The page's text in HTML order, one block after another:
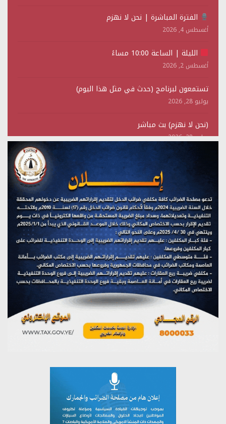
الفترة المباشرة | نحن لا نهزم
أغسطس 4, 2026
الليلة | الساعة 10:00 مساءً
أغسطس 2, 2026
تستمعون لبرنامج (حدث في مثل هذا اليوم)
يوليو 28, 2026
(نحن لا نهزم) بث مباشر
يوليو 28, 2026
تستمعون لبرنامج (هندسة الوهم)
مؤتمر صحفي لمركز عين الإنسانية حول جرائم تحالف العدوان
على اليمن
يوليو 27, 2026
تستمعون لبرنامج (مع السيد القائد)
يوليو 26, 2026
تستمعون لبرنامج (خبر وعلم)
يوليو 26, 2026